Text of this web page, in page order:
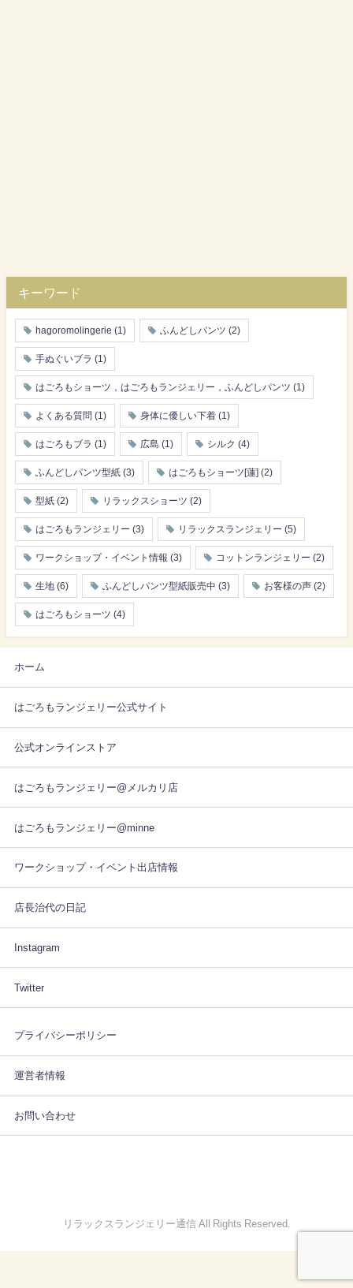
キーワード
hagoromolingerie (1) ふんどしパンツ (2)
手ぬぐいブラ (1)
はごろもショーツ，はごろもランジェリー，ふんどしパンツ (1)
よくある質問 (1) 身体に優しい下着 (1)
はごろもブラ (1) 広島 (1) シルク (4)
ふんどしパンツ型紙 (3) はごろもショーツ[蓮] (2)
型紙 (2) リラックスショーツ (2)
はごろもランジェリー (3) リラックスランジェリー (5)
ワークショップ・イベント情報 (3) コットンランジェリー (2)
生地 (6) ふんどしパンツ型紙販売中 (3) お客様の声 (2)
はごろもショーツ (4)
ホーム
はごろもランジェリー公式サイト
公式オンラインストア
はごろもランジェリー@メルカリ店
はごろもランジェリー@minne
ワークショップ・イベント出店情報
店長治代の日記
Instagram
Twitter
プライバシーポリシー
運営者情報
お問い合わせ
リラックスランジェリー通信 All Rights Reserved.